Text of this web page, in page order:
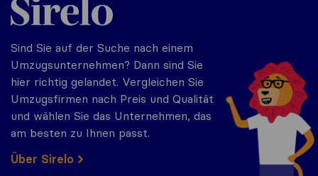
Sind Sie auf der Suche nach einem
Umzugsunternehmen? Dann sind Sie
hier richtig gelandet. Vergleichen Sie
Umzugsfirmen nach Preis und Qualität
und wählen Sie das Unternehmen, das
am besten zu Ihnen passt.
Über Sirelo